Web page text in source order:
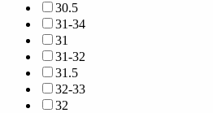
30.5
31-34
31
31-32
31.5
32-33
32